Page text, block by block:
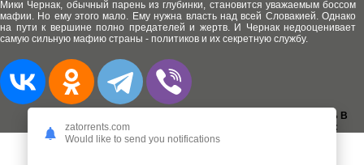
Мики Чернак, обычный парень из глубинки, становится уважаемым боссом
мафии. Но ему этого мало. Ему нужна власть над всей Словакией. Однако
на пути к вершине полно предателей и жертв. И Чернак недооценивает
самую сильную мафию страны - политиков и их секретную службу.
ДОБАВИТЬ В
ЗАКЛАДКИ:
zatorrents.com
Would like to send you notifications